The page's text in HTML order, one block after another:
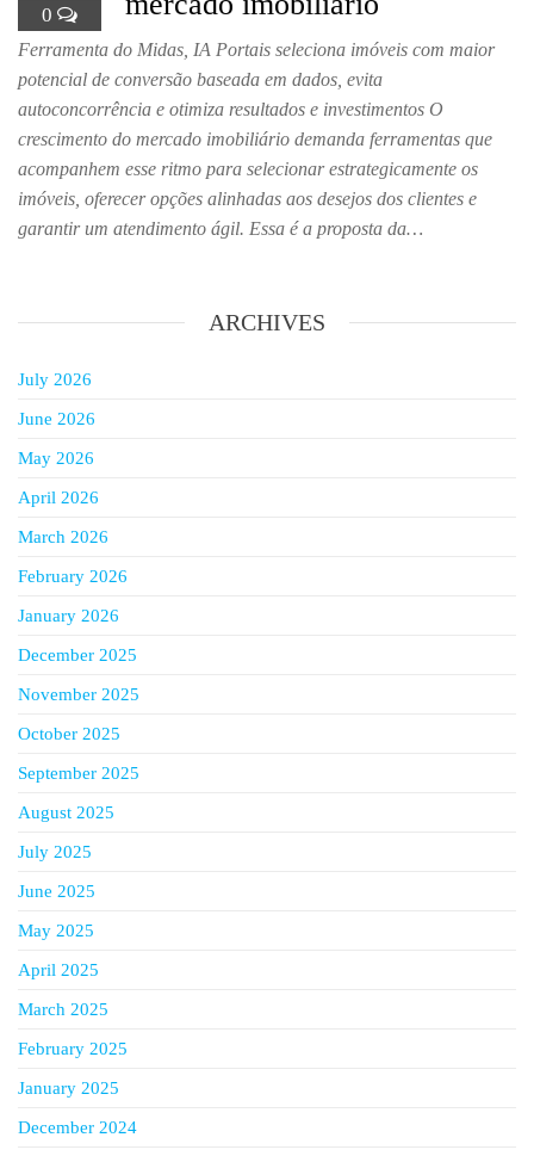
0
Ferramenta do Midas, IA Portais seleciona imóveis com maior
potencial de conversão baseada em dados, evita
autoconcorrência e otimiza resultados e investimentos O
crescimento do mercado imobiliário demanda ferramentas que
acompanhem esse ritmo para selecionar estrategicamente os
imóveis, oferecer opções alinhadas aos desejos dos clientes e
garantir um atendimento ágil. Essa é a proposta da…
ARCHIVES
July 2026
June 2026
May 2026
April 2026
March 2026
February 2026
January 2026
December 2025
November 2025
October 2025
September 2025
August 2025
July 2025
June 2025
May 2025
April 2025
March 2025
February 2025
January 2025
December 2024